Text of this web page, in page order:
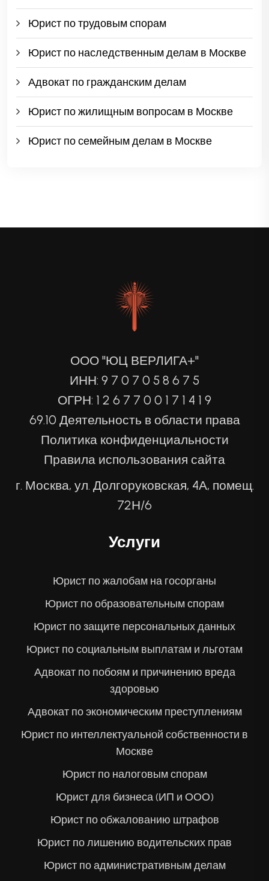
Юрист по трудовым спорам
Юрист по наследственным делам в Москве
Адвокат по гражданским делам
Юрист по жилищным вопросам в Москве
Юрист по семейным делам в Москве
ООО "ЮЦ ВЕРЛИГА+"
ИНН: 9 7 0 7 0 5 8 6 7 5
ОГРН: 1 2 6 7 7 0 0 1 7 1 4 1 9
69.10 Деятельность в области права
Политика конфиденциальности
Правила использования сайта
г. Москва, ул. Долгоруковская, 4А, помещ.
72Н/6
Услуги
Юрист по жалобам на госорганы
Юрист по образовательным спорам
Юрист по защите персональных данных
Юрист по социальным выплатам и льготам
Адвокат по побоям и причинению вреда
здоровью
Адвокат по экономическим преступлениям
Юрист по интеллектуальной собственности в
Москве
Юрист по налоговым спорам
Юрист для бизнеса (ИП и ООО)
Юрист по обжалованию штрафов
Юрист по лишению водительских прав
Юрист по административным делам